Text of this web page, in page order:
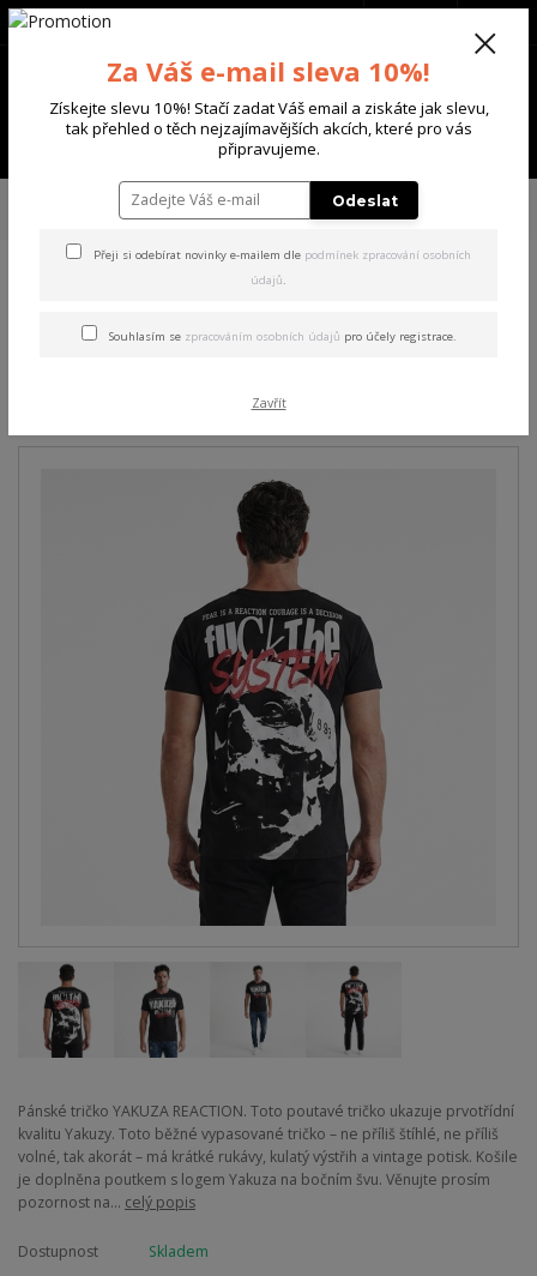
Menu
+420 702 136 620
TRIKA & TÍLKA
Yakuza pánské tričko Reaction Regular
Reaction Regular T-Shirt
Pánské tričko YAKUZA REACTION. Toto poutavé tričko ukazuje prvotřídní
kvalitu Yakuzy. Toto běžné vypasované tričko – ne příliš štíhlé, ne příliš
volné, tak akorát – má krátké rukávy, kulatý výstřih a vintage potisk. Košile
je doplněna poutkem s logem Yakuza na bočním švu. Věnujte prosím
pozornost na... celý popis
Dostupnost
Skladem
Za Váš e-mail sleva 10%!
Získejte slevu 10%! Stačí zadat Váš email a ziskáte jak slevu,
tak přehled o těch nejzajímavějších akcích, které pro vás
připravujeme.
Odeslat
Přeji si odebírat novinky e-mailem dle podmínek zpracování osobních
údajů.
Souhlasím se zpracováním osobních údajů pro účely registrace.
Zavřít